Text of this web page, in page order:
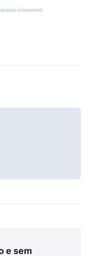
Gourmet
e sem